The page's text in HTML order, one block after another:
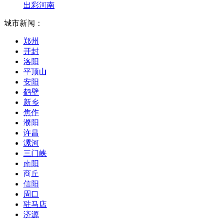
出彩河南
城市新闻：
郑州
开封
洛阳
平顶山
安阳
鹤壁
新乡
焦作
濮阳
许昌
漯河
三门峡
南阳
商丘
信阳
周口
驻马店
济源